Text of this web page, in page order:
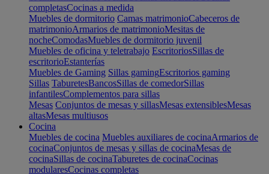
completasCocinas a medida
Muebles de dormitorio Camas matrimonioCabeceros de
matrimonioArmarios de matrimonioMesitas de
nocheComodasMuebles de dormitorio juvenil
Muebles de oficina y teletrabajo EscritoriosSillas de
escritorioEstanterías
Muebles de Gaming Sillas gamingEscritorios gaming
Sillas TaburetesBancosSillas de comedorSillas
infantilesComplementos para sillas
Mesas Conjuntos de mesas y sillasMesas extensiblesMesas
altasMesas multiusos
Cocina
Muebles de cocina Muebles auxiliares de cocinaArmarios de
cocinaConjuntos de mesas y sillas de cocinaMesas de
cocinaSillas de cocinaTaburetes de cocinaCocinas
modularesCocinas completas